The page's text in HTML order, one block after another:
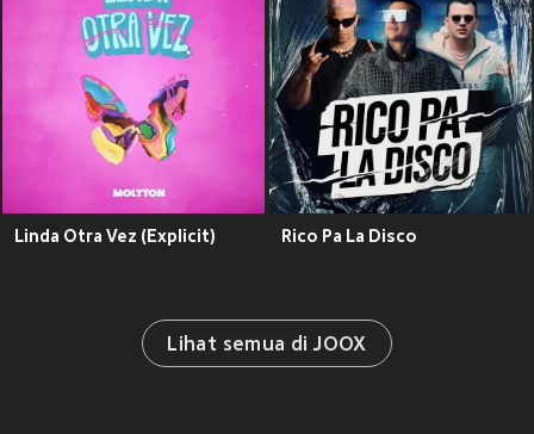
Linda Otra Vez (Explicit) Rico Pa La Disco
Lihat semua di JOOX